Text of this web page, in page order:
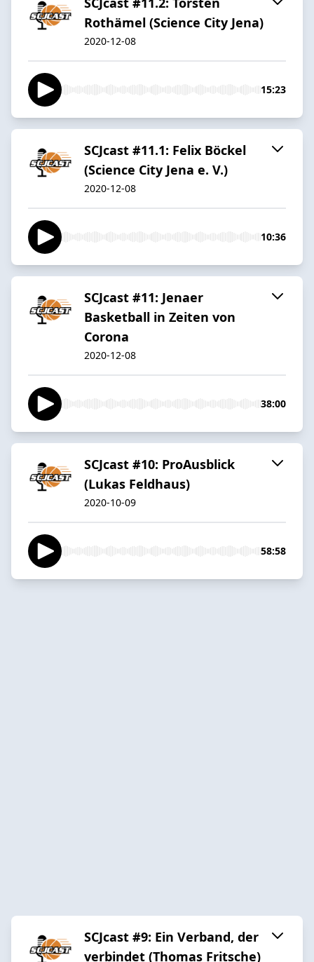
Rothämel (Science City Jena)
2020-12-08
15:23
SCJcast #11.1: Felix Böckel
(Science City Jena e. V.)
2020-12-08
10:36
SCJcast #11: Jenaer
Basketball in Zeiten von
Corona
2020-12-08
38:00
SCJcast #10: ProAusblick
(Lukas Feldhaus)
2020-10-09
58:58
SCJcast #9: Ein Verband, der
verbindet (Thomas Fritsche)